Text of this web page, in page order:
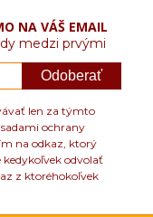
NA VÁŠ EMAIL
medzi prvými
Odoberať
len za týmto
ochrany
na odkaz, ktorý
odvolať
z ktoréhokoľvek